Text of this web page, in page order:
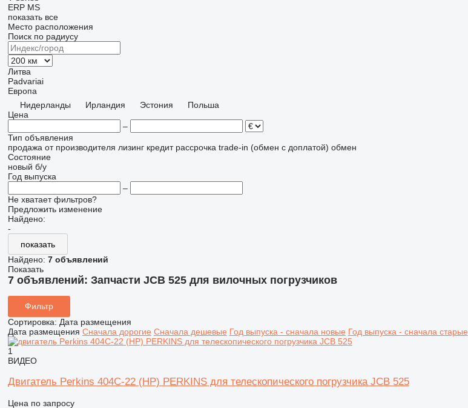
ERP MS
показать все
Место расположения
Поиск по радиусу
Литва
Padvariai
Европа
Нидерланды
Ирландия Эстония
Польша
Цена
–
Тип объявления
продажа от производителя лизинг кредит рассрочка trade-in (обмен с доплатой) обмен
Состояние
новый б/у
Год выпуска
–
Не хватает фильтров?
Предложить изменение
Найдено:
-
показать
Найдено: 7 объявлений
Показать
7 объявлений: Запчасти JCB 525 для вилочных погрузчиков
Фильтр
Сортировка: Дата размещения
Дата размещения Сначала дорогие Сначала дешевые Год выпуска - сначала новые Год выпуска - сначала старые
1
ВИДЕО
Двигатель Perkins 404C-22 (HP) PERKINS для телескопического погрузчика JCB 525
Цена по запросу